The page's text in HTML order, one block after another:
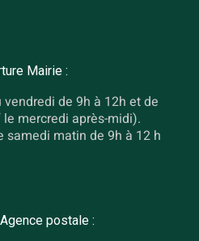
Mairie :
de 9h à 12h et de
mercredi après-midi).
samedi matin de 9h à 12 h
postale :